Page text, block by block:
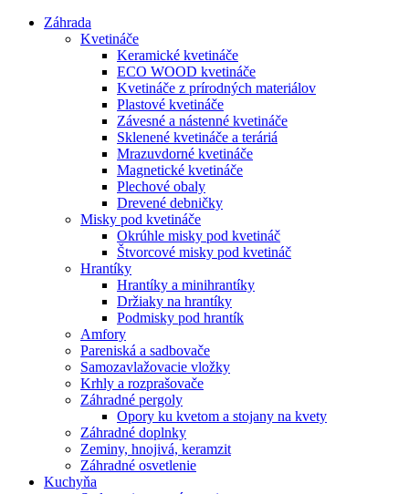
Záhrada
Kvetináče
Keramické kvetináče
ECO WOOD kvetináče
Kvetináče z prírodných materiálov
Plastové kvetináče
Závesné a nástenné kvetináče
Sklenené kvetináče a teráriá
Mrazuvdorné kvetináče
Magnetické kvetináče
Plechové obaly
Drevené debničky
Misky pod kvetináče
Okrúhle misky pod kvetináč
Štvorcové misky pod kvetináč
Hrantíky
Hrantíky a minihrantíky
Držiaky na hrantíky
Podmisky pod hrantík
Amfory
Pareniská a sadbovače
Samozavlažovacie vložky
Krhly a rozprašovače
Záhradné pergoly
Opory ku kvetom a stojany na kvety
Záhradné doplnky
Zeminy, hnojivá, keramzit
Záhradné osvetlenie
Kuchyňa